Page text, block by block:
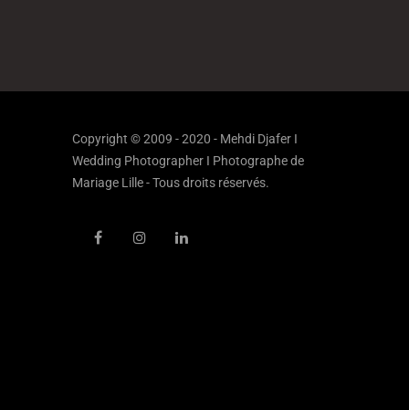
Copyright © 2009 - 2020 - Mehdi Djafer I
Wedding Photographer I Photographe de
Mariage Lille - Tous droits réservés.